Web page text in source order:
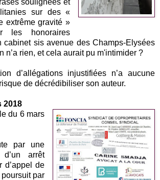
sur des «
extrême gravité »
les honoraires
cabinet sis avenue des Champs-Elysées
n’a rien, et cela aurait pu m'intimider ?
d’allégations injustifiées n’a aucune
de décrédibiliser son auteur.
2018
du 6 mars
par une
d’un arrêt
d’appel de
par